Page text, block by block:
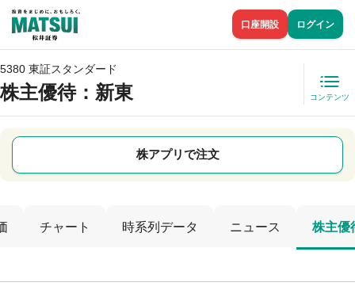
口座開設 ログイン
5380 東証スタンダード
株主優待：新東 コンテンツ
株アプリで注文
チャート 時系列データ ニュース 株主優